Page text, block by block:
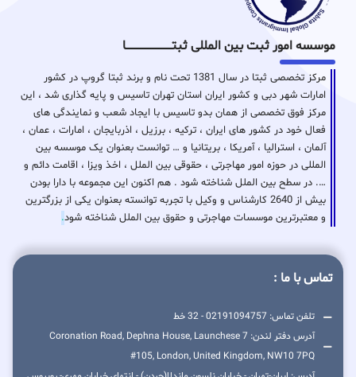
موسسه امور ثبت بین المللی ثبتـــــــــــــــــــــــــــــا
مرکز تخصصی ثبتا در سال 1381 تحت نام و برند ثبتا گروپ در کشور
امارات شهر دبی و کشور ایران استان تهران تاسیس و پایه گذاری شد ، این
مرکز فوق تخصصی از همان بدو تاسیس با ایجاد شعب و نمایندگی های
فعال خود در کشور های ایران ، ترکیه ، برزیل ، اذربایجان ، امارات ، عمان ،
آلمان ، استرالیا ، آمریکا ، بریتانیا و … توانست بعنوان یک موسسه بین
المللی در حوزه امور مهاجرتی ، حقوقی بین الملل ، اخذ ویزا ، اقامت دائم و
…. در سطح بین الملل شناخته شود . هم اکنون این مجموعه با دارا بودن
بیش از 2640 کارشناس و وکیل با تجربه توانسته بعنوان یکی از بزرگترین
و معتبرترین موسسات مهاجرتی و حقوق بین الملل شناخته شود.
تماس با ما :
تلفن تماس: 02191094757 - 32 خط
آدرس دفتر لندن: 7 Coronation Road, Dephna House, Launchese
#105, London, United Kingdom, NW10 7PQ